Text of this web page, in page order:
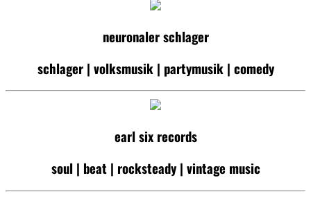
neuronaler schlager
schlager | volksmusik | partymusik | comedy
earl six records
soul | beat | rocksteady | vintage music